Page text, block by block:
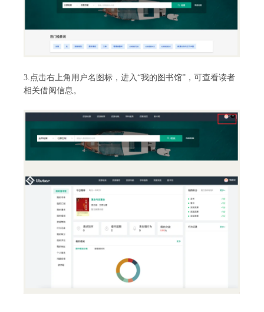
3.点击右上角用户名图标，进入“我的图书馆”，可查看读者
相关借阅信息。